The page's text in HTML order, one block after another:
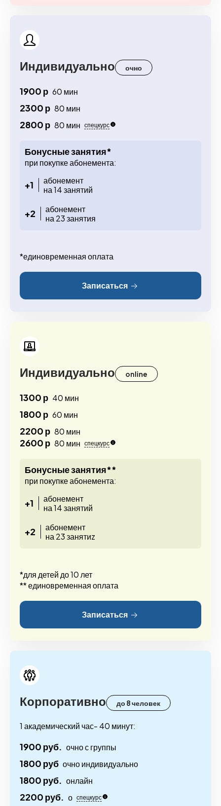
Индивидуально очно
1900 р 60 мин
2300 р 80 мин
2800 р 80 мин спецкурс
Бонусные занятия*
при покупке абонемента:
+1
абонемент
на 14 занятий
+2
абонемент
на 23 занятия
*единовременная оплата
Записаться
Индивидуально online
1300 р 40 мин
1800 р 60 мин
2200 р 80 мин
2600 р 80 мин спецкурс
Бонусные занятия**
при покупке абонемента:
+1
абонемент
на 14 занятий
+2
абонемент
на 23 занятиz
*для детей до 10 лет
** единовременная оплата
Записаться
Корпоративно до 8 человек
1 академический час- 40 минут:
1900 руб. очно с группы
1800 руб очно индивидуально
1800 руб. онлайн
2200 руб. о спецкурс